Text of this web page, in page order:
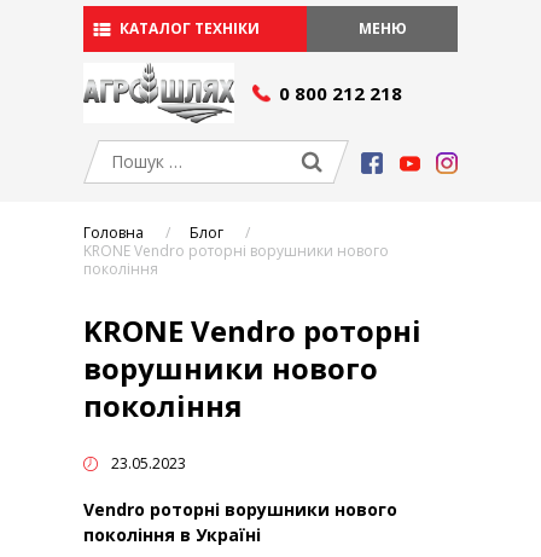
0 800 212 218
МЕНЮ
КАТАЛОГ ТЕХНІКИ
СЕРВІС І ЗАПЧАСТИНИ
Сервіс
АКЦІЇ
Умови фінансування
Виробники
БЛОГ
КОНТАКТИ
УКР
УКР
Головна
Блог
KRONE Vendro роторні ворушники нового
покоління
KRONE Vendro роторні
ворушники нового
покоління
23.05.2023
Vendro роторні ворушники нового
покоління в Україні